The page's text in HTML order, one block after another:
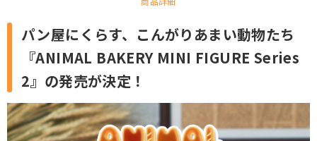
パン屋にくらす、こんがりあまい動物たち
『ANIMAL BAKERY MINI FIGURE Series
2』の発売が決定！